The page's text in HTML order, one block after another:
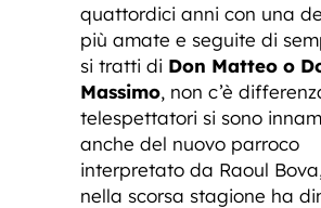
quattordici anni con una
più amate e seguite di
si tratti di Don Matteo o
Massimo, non c’è
telespettatori si sono
anche del nuovo parroco
interpretato da Raoul
nella scorsa stagione ha